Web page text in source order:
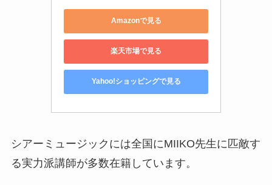
Amazonで見る
楽天市場で見る
Yahoo!ショッピングで見る
シアーミュージックには全国にMIIKO先生に匹敵す
る実力派講師が多数在籍しています。